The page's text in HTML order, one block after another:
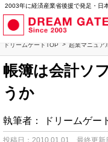
2003年に経済産業省後援で発足・日
ドリームゲートTOP 起業マニュア
帳簿は会計ソ
うか
執筆者： ドリームゲー
投稿日：2010.01.01 最終更新